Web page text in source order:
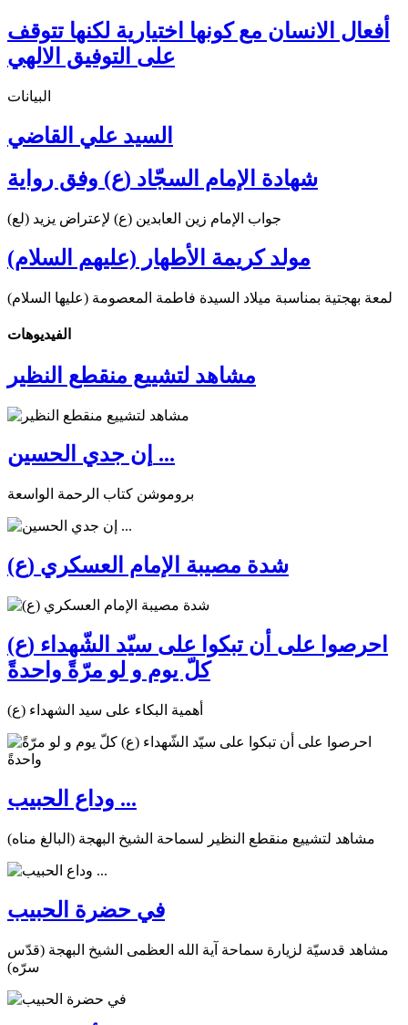
أفعال الانسان مع كونها اختيارية لكنها تتوقف
على التوفيق الالهي
البيانات
السيد علي القاضي
شهادة الإمام السجّاد (ع) وفق رواية
جواب الإمام زين العابدين (ع) لإعتراض يزيد (لع)
مولد كريمة الأطهار (عليهم السلام)
لمعة بهجتية بمناسبة ميلاد السيدة فاطمة المعصومة (عليها السلام)
الفیدیوهات
مشاهد لتشييع منقطع النظير
إن جدي الحسين ...
بروموشن كتاب الرحمة الواسعة
شدة مصيبة الإمام العسكري (ع)
احرصوا على أن تبكوا على سيّد الشّهداء (ع)
كلّ يوم و لو مرّةً واحدةً
أهمية البكاء على سيد الشهداء (ع)
وداع الحبيب ...
مشاهد لتشييع منقطع النظير لسماحة الشيخ البهجة (البالغ مناه)
في حضرة الحبيب
مشاهد قدسيّة لزيارة سماحة آية الله العظمى الشيخ البهجة (قدّس
سرّه)